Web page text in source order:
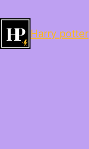
Harry potter